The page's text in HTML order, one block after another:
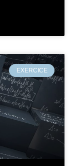
EXERCICE